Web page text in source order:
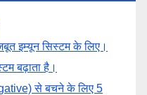
इम्यून सिस्टम के लिए।
बढ़ाता है।
से बचने के लिए 5